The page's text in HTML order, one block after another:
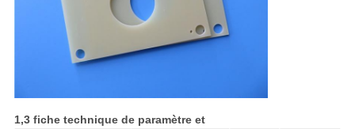
1,3 fiche technique de paramètre et